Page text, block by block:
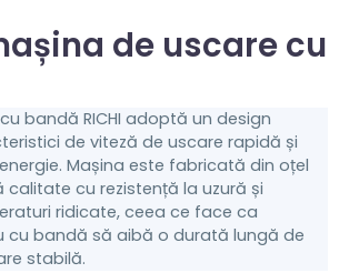
de uscare cu
bandă RICHI adoptă un design
de viteză de uscare rapidă și
Mașina este fabricată din oțel
calitate cu rezistență la uzură și
ridicate, ceea ce face ca
cu bandă să aibă o durată lungă de
stabilă.